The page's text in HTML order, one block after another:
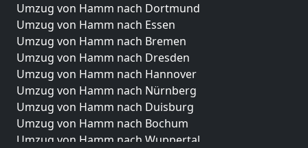
Umzug von Hamm nach Dortmund
Umzug von Hamm nach Essen
Umzug von Hamm nach Bremen
Umzug von Hamm nach Dresden
Umzug von Hamm nach Hannover
Umzug von Hamm nach Nürnberg
Umzug von Hamm nach Duisburg
Umzug von Hamm nach Bochum
Umzug von Hamm nach Wuppertal